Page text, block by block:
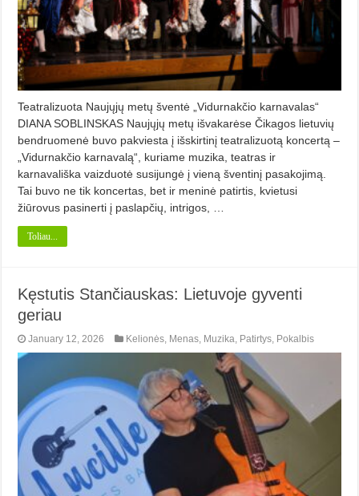
Teatralizuota Naujųjų metų šventė „Vidurnakčio karnavalas“
DIANA SOBLINSKAS Naujųjų metų išvakarėse Čikagos lietuvių
bendruomenė buvo pakviesta į išskirtinį teatralizuotą koncertą –
„Vidurnakčio karnavalą“, kuriame muzika, teatras ir
karnavališka vaizduotė susijungė į vieną šventinį pasakojimą.
Tai buvo ne tik koncertas, bet ir meninė patirtis, kvietusi
žiūrovus pasinerti į paslapčių, intrigos, …
Toliau...
Kęstutis Stančiauskas: Lietuvoje gyventi
geriau
January 12, 2026 Kelionės Menas Muzika Patirtys Pokalbis